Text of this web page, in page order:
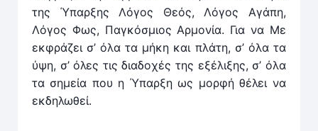
της Ύπαρξης Λόγος Θεός, Λόγος Αγάπη,
Λόγος Φως, Παγκόσμιος Αρμονία. Για να Με
εκφράζει σ’ όλα τα μήκη και πλάτη, σ’ όλα τα
ύψη, σ’ όλες τις διαδοχές της εξέλιξης, σ’ όλα
τα σημεία που η Ύπαρξη ως μορφή θέλει να
εκδηλωθεί.